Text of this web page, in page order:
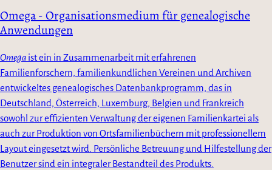
Omega - Organisationsmedium für genealogische
Anwendungen
Omega ist ein in Zusammenarbeit mit erfahrenen
Familienforschern, familienkundlichen Vereinen und Archiven
entwickeltes genealogisches Datenbankprogramm, das in
Deutschland, Österreich, Luxemburg, Belgien und Frankreich
sowohl zur effizienten Verwaltung der eigenen Familienkartei als
auch zur Produktion von Ortsfamilienbüchern mit professionellem
Layout eingesetzt wird. Persönliche Betreuung und Hilfestellung der
Benutzer sind ein integraler Bestandteil des Produkts.